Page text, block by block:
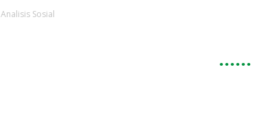
Analisis Sosial